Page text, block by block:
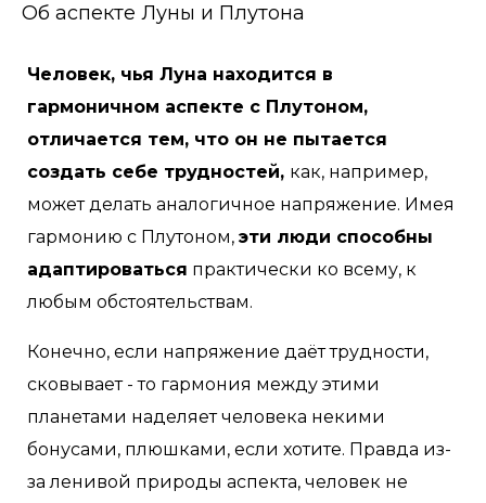
Об аспекте Луны и Плутона
Человек, чья Луна находится в
гармоничном аспекте с Плутоном,
отличается тем, что он не пытается
создать себе трудностей, как, например,
может делать аналогичное напряжение. Имея
гармонию с Плутоном, эти люди способны
адаптироваться практически ко всему, к
любым обстоятельствам.
Конечно, если напряжение даёт трудности,
сковывает - то гармония между этими
планетами наделяет человека некими
бонусами, плюшками, если хотите. Правда из-
за ленивой природы аспекта, человек не